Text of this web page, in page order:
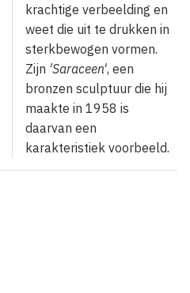
krachtige verbeelding en
weet die uit te drukken in
sterkbewogen vormen.
Zijn 'Saraceen', een
bronzen sculptuur die hij
maakte in 1958 is
daarvan een
karakteristiek voorbeeld.